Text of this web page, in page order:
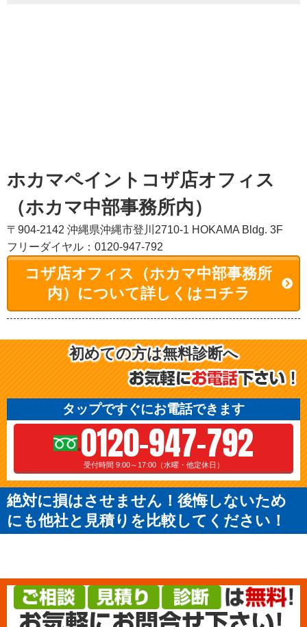
ホカマペイントコザ店オフィス
（ホカマ中部事務所内）
〒904-2142 沖縄県沖縄市登川2710-1 HOKAMA Bldg. 3F
フリーダイヤル：0120-947-792
コザ店オフィス（ホカマ中部事務所
内）について詳しくはコチラ
初めての方は無料診断へ
タップですぐにお電話できます
0120-947-792
受付時間 9:00～17:00（水曜・他定休日）
絶対に損はさせません！後悔しないため
にも他社と見積りを比較してください！